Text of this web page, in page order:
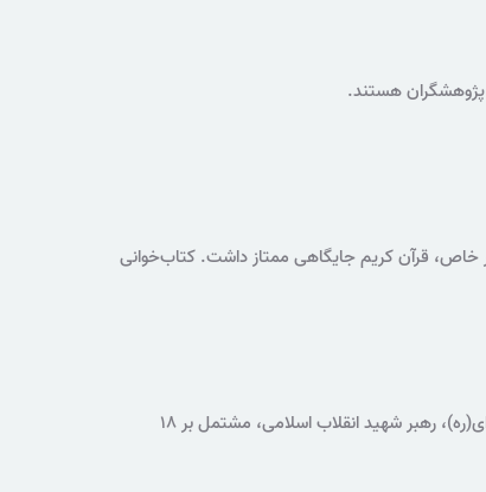
قرآن کریم جایگاهی ممتاز داشت. کتاب‌خوانی
نمایشگاه مجازی اسناد مرتبط با زندگی سیاسی، مبارزاتی و فرهنگی حضرت آیت‌الله‌العظمی سیدعلی حسینی خامنه‌ای(ره)، رهبر شهید انقلاب اسلامی، مشتمل بر ۱۸